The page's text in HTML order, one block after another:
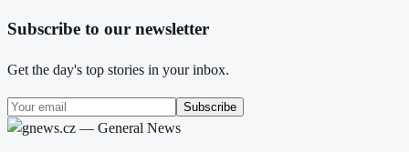
Subscribe to our newsletter
Get the day's top stories in your inbox.
Subscribe